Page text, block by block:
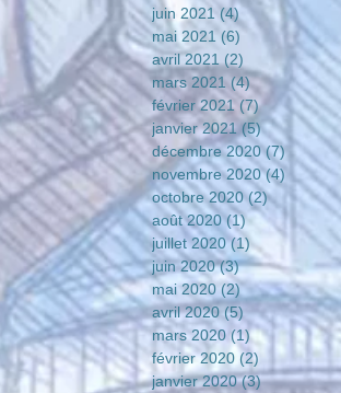
juin 2021 (4) 4 posts
mai 2021 (6) 6 posts
avril 2021 (2) 2 posts
mars 2021 (4)4 posts
février 2021 (7)7 posts
janvier 2021 (5)5 posts
décembre 2020 (7) 7 posts
novembre 2020 (4) 4 posts
octobre 2020 (2)2 posts
août 2020 (1)1 post
juillet 2020 (1)1 post
juin 2020 (3)3 posts
mai 2020 (2)2 posts
avril 2020 (5) 5 posts
mars 2020 (1)1 post
février 2020 (2) 2 posts
janvier 2020 (3)3 posts